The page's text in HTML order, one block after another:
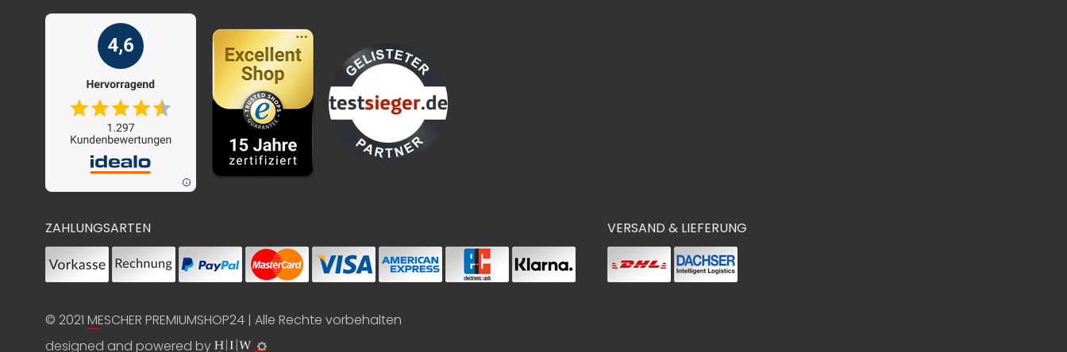
ZAHLUNGSARTEN VERSAND & LIEFERUNG
© 2021 MESCHER PREMIUMSHOP24 | Alle Rechte vorbehalten
designed and powered by